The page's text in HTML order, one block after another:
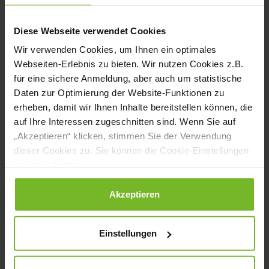
Diese Webseite verwendet Cookies
Wir verwenden Cookies, um Ihnen ein optimales
Webseiten-Erlebnis zu bieten. Wir nutzen Cookies z.B.
für eine sichere Anmeldung, aber auch um statistische
Daten zur Optimierung der Website-Funktionen zu
erheben, damit wir Ihnen Inhalte bereitstellen können, die
auf Ihre Interessen zugeschnitten sind. Wenn Sie auf
„Akzeptieren“ klicken, stimmen Sie der Verwendung
dieser Cookies zu. Sie können die Cookie-Einstellungen
Datenschutzerklärung|Impressum
Akzeptieren
Einstellungen
heraushalten, etwa auch im Fall
von Schulen und Kindertagesstätten?
Uwe Knop:Der Staat sollte sich um zwei
fundamentale Dinge kümmern: Zum einen
den Kindern das praktische Küchen-ABC
beibringen, echte Lebensmittelkunde,
Nahrungsmitteln und Mahlzeiten. Des
Weiteren sollte „Vater Staat“ dafür Sorge
tragen, dass alle Kita- und Schulkinder ein
kostenloses warmes Mittagessen von